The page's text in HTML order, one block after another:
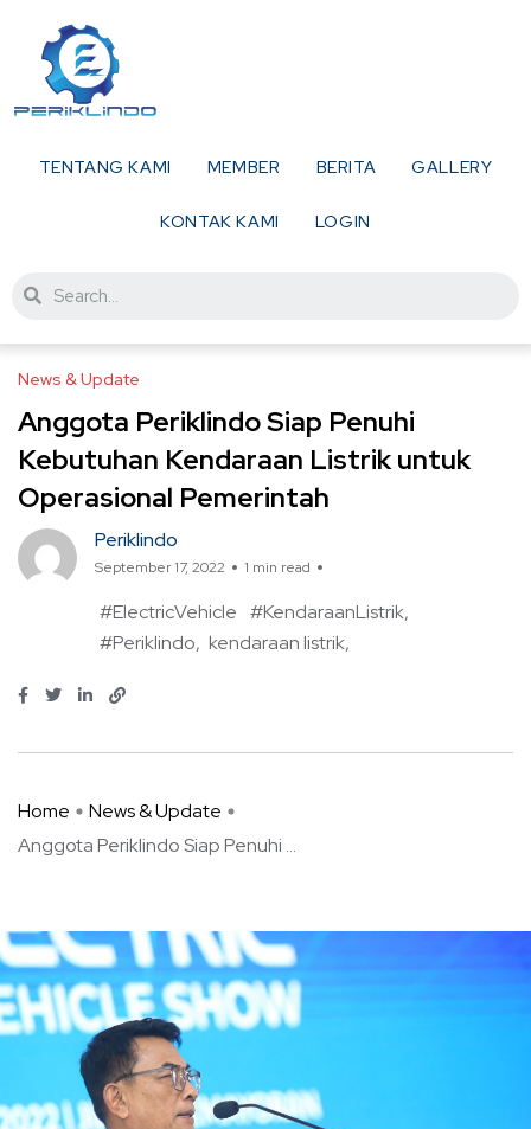
TENTANG KAMI MEMBER BERITA GALLERY
KONTAK KAMI LOGIN
News & Update
Anggota Periklindo Siap Penuhi
Kebutuhan Kendaraan Listrik untuk
Operasional Pemerintah
Periklindo
September 17, 2022 1 min read
#ElectricVehicle #KendaraanListrik
#Periklindo kendaraan listrik
Home
News & Update
Anggota Periklindo Siap Penuhi ...